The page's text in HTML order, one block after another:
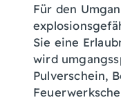
Für den
Sie eine
wird
Pulverschein,